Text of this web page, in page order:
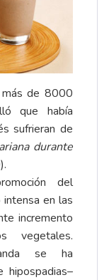
de 8000
que había
sufrieran de
durante
del
en las
incremento
vegetales.
se ha
hipospadias–